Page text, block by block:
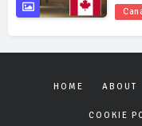
HOME ABOUT
COOKIE